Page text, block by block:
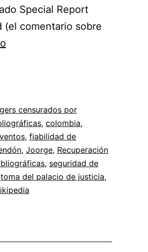
Special Report
(el comentario sobre
Wikipedia
//
J.J.
Rendón
y
el
de
censurados por
, colombia,
, fiabilidad de
, Joorge, Recuperación
, seguridad de
toma del palacio de justicia,